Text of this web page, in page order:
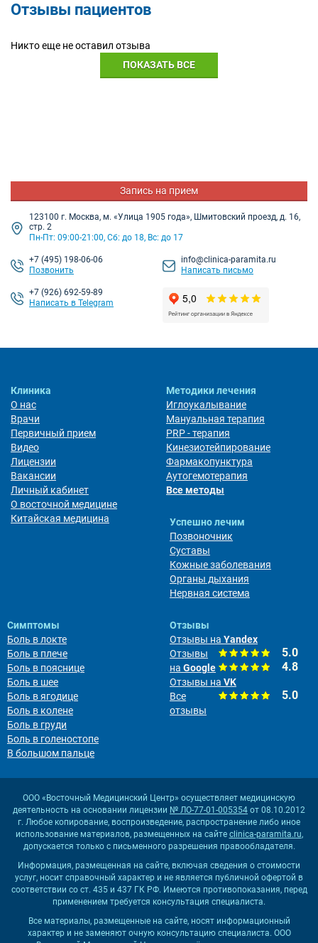
Отзывы пациентов
Никто еще не оставил отзыва
ПОКАЗАТЬ ВСЕ
Запись на прием
123100 г. Москва, м. «Улица 1905 года», Шмитовский проезд, д. 16,
стр. 2
Пн-Пт: 09:00-21:00, Сб: до 18, Вс: до 17
+7 (495) 198-06-06
Позвонить
info@clinica-paramita.ru
Написать письмо
+7 (926) 692-59-89
Написать в Telegram
Клиника
О нас
Врачи
Первичный прием
Видео
Лицензии
Вакансии
Личный кабинет
О восточной медицине
Китайская медицина
Методики лечения
Иглоукалывание
Мануальная терапия
PRP - терапия
Кинезиотейпирование
Фармакопунктура
Аутогемотерапия
Все методы
Успешно лечим
Позвоночник
Суставы
Кожные заболевания
Органы дыхания
Нервная система
Симптомы
Боль в локте
Боль в плече
Боль в пояснице
Боль в шее
Боль в ягодице
Боль в колене
Боль в груди
Боль в голеностопе
В большом пальце
Отзывы
Отзывы на Yandex
5.0
Отзывы
на Google 4.8
Отзывы на VK
5.0
Все
отзывы
ООО «Восточный Медицинский Центр» осуществляет медицинскую
деятельность на основании лицензии № ЛО-77-01-005354 от 08.10.2012
г. Любое копирование, воспроизведение, распространение либо иное
использование материалов, размещенных на сайте clinica-paramita.ru,
допускается только с письменного разрешения правообладателя.
Информация, размещенная на сайте, включая сведения о стоимости
услуг, носит справочный характер и не является публичной офертой в
соответствии со ст. 435 и 437 ГК РФ. Имеются противопоказания, перед
применением требуется консультация специалиста.
Все материалы, размещенные на сайте, носят информационный
характер и не заменяют очную консультацию специалиста. ООО